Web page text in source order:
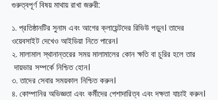
গুরুত্বপূর্ণ বিষয় মাথায় রাখা জরুরী:
১. প্রতিষ্ঠানটির সুনাম এবং আগের ক্লায়েন্টদের রিভিউ পড়ুন। তাদের
ওয়েবসাইট দেখেও আইডিয়া নিতে পারেন।
২. মালামাল স্থানান্তরের সময় মালামালের কোন ক্ষতি বা চুরির হলে তার
দায়ভার সম্পর্কে নিশ্চিত হোন।
৩. তাদের সেবার সময়কাল নিশ্চিত করুন।
৪. কোম্পানির অভিজ্ঞতা এবং কর্মীদের পেশাদারিত্ব এবং দক্ষতা যাচাই করুন।